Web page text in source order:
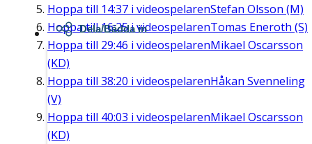
Hoppa till 14:37 i videospelarenStefan Olsson (M)
Hoppa till16:25i videospelarenTomas Eneroth (S)
Hoppa till 29:46 i videospelarenMikael Oscarsson
(KD)
Hoppa till 38:20 i videospelarenHåkan Svenneling
(V)
Hoppa till 40:03 i videospelarenMikael Oscarsson
(KD)
Dela/Bädda in